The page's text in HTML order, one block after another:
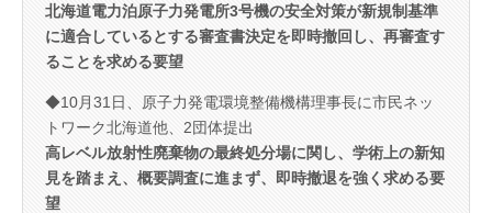
北海道電力泊原子力発電所3号機の安全対策が新規制基準
に適合しているとする審査書決定を即時撤回し、再審査す
ることを求める要望
◆10月31日、原子力発電環境整備機構理事長に市民ネッ
トワーク北海道他、2団体提出
高レベル放射性廃棄物の最終処分場に関し、学術上の新知
見を踏まえ、概要調査に進まず、即時撤退を強く求める要
望